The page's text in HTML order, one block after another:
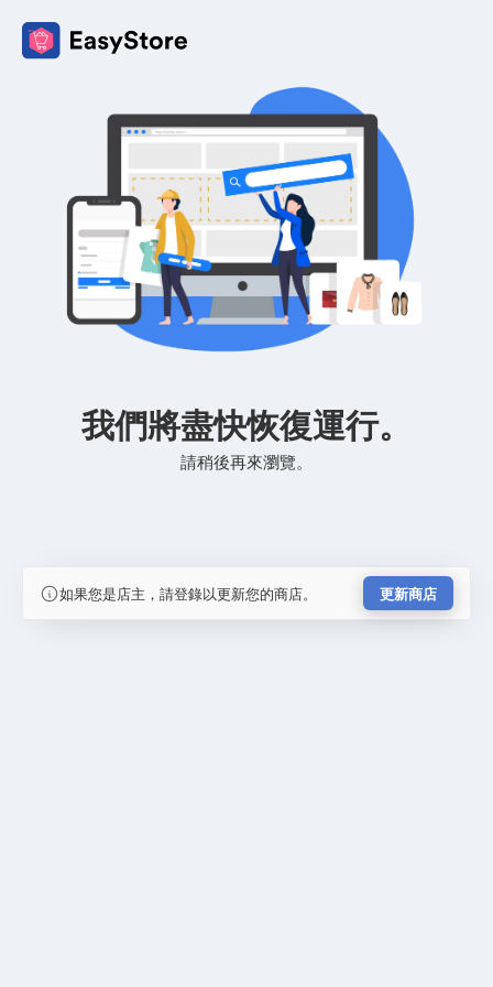
我們將盡快恢復運行。
請稍後再來瀏覽。
如果您是店主，請登錄以更新您的商店。 更新商店